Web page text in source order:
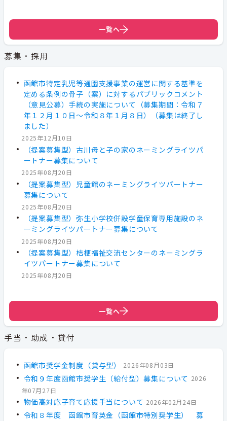
一覧へ
募集・採用
函館市特定乳児等通園支援事業の運営に関する基準を
定める条例の骨子（案）に対するパブリックコメント
（意見公募）手続の実施について（募集期間：令和７
年１２月１０日～令和８年１月８日）（募集は終了し
ました）
2025年12月10日
（提案募集型）古川母と子の家のネーミングライツパ
ートナー募集について
2025年08月20日
（提案募集型）児童館のネーミングライツパートナー
募集について
2025年08月20日
（提案募集型）弥生小学校併設学童保育専用施設のネ
ーミングライツパートナー募集について
2025年08月20日
（提案募集型）桔梗福祉交流センターのネーミングラ
イツパートナー募集について
2025年08月20日
一覧へ
手当・助成・貸付
函館市奨学金制度（貸与型） 2026年08月03日
令和９年度函館市奨学生（給付型）募集について 2026
年07月27日
物価高対応子育て応援手当について 2026年02月24日
令和８年度 函館市育英金（函館市特別奨学生） 募